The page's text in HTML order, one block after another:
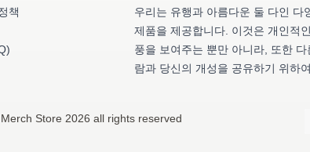
책
우리는 유행과 아름다운 둘 다인 다
제품을 제공합니다. 이것은 개인적
풍을 보여주는 뿐만 아니라, 또한 다
람과 당신의 개성을 공유하기 위하
Store 2026 all rights reserved